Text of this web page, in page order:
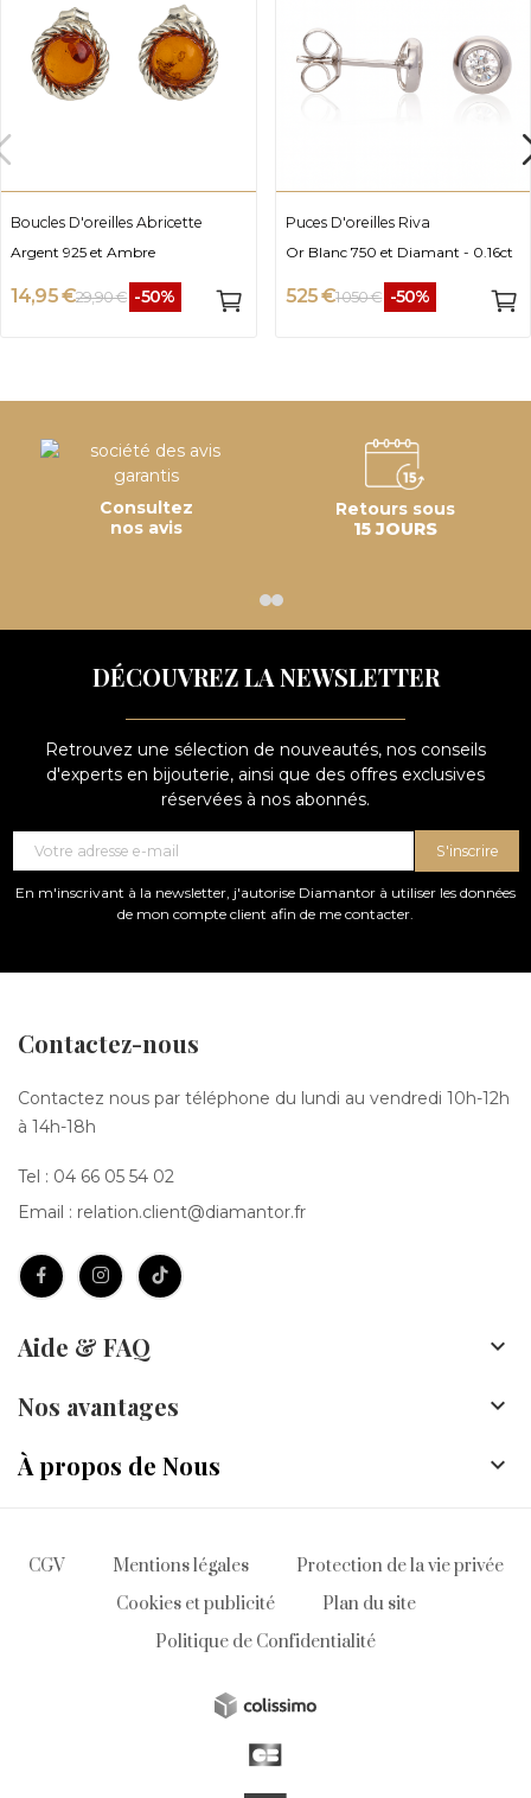
Boucles D'oreilles Abricette
Argent 925 et Ambre
14,95 €29,90 € -50%
Puces D'oreilles Riva
Or Blanc 750 et Diamant - 0.16ct
525 €1 050 € -50%
Consultez
nos avis
Retours sous
15 JOURS
DÉCOUVREZ LA NEWSLETTER
Retrouvez une sélection de nouveautés, nos conseils
d'experts en bijouterie, ainsi que des offres exclusives
réservées à nos abonnés.
S'inscrire
En m'inscrivant à la newsletter, j'autorise Diamantor à utiliser les données
de mon compte client afin de me contacter.
Contactez-nous
Contactez nous par téléphone du lundi au vendredi 10h-12h
à 14h-18h
Tel : 04 66 05 54 02
Email : relation.client@diamantor.fr
Aide & FAQ 
Nos avantages 
À propos de Nous 
CGV Mentions légales
Protection de la vie privée
Cookies et publicité
Plan du site
Politique de Confidentialité